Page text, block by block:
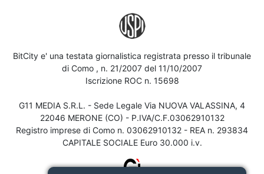
BitCity e' una testata giornalistica registrata presso il tribunale
di Como , n. 21/2007 del 11/10/2007
Iscrizione ROC n. 15698
G11 MEDIA S.R.L. - Sede Legale Via NUOVA VALASSINA, 4
22046 MERONE (CO) - P.IVA/C.F.03062910132
Registro imprese di Como n. 03062910132 - REA n. 293834
CAPITALE SOCIALE Euro 30.000 i.v.